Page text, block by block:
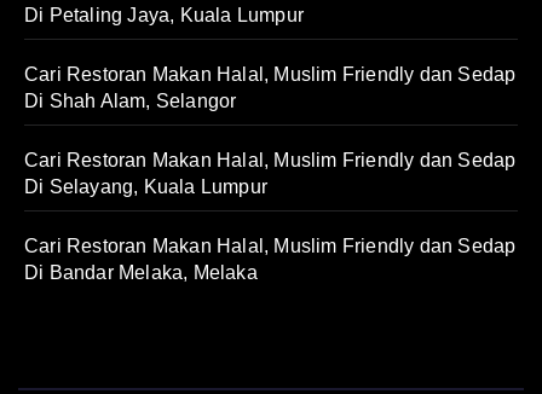
Di Petaling Jaya, Kuala Lumpur
Cari Restoran Makan Halal, Muslim Friendly dan Sedap
Di Shah Alam, Selangor
Cari Restoran Makan Halal, Muslim Friendly dan Sedap
Di Selayang, Kuala Lumpur
Cari Restoran Makan Halal, Muslim Friendly dan Sedap
Di Bandar Melaka, Melaka